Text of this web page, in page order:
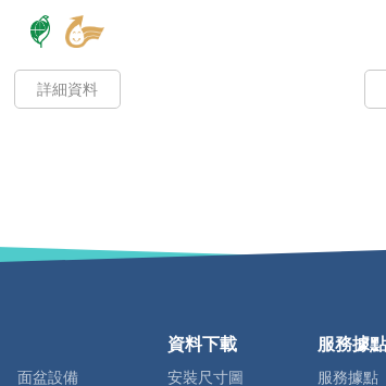
詳細資料
面盆設備
資料下載
安裝尺寸圖
服務據點
服務據點